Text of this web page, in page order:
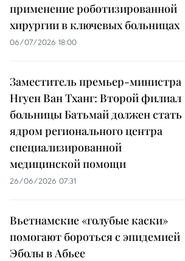
применение роботизированной
хирургии в ключевых больницах
06/07/2026 18:00
Заместитель премьер-министра
Нгуен Ван Тханг: Второй филиал
больницы Батьмай должен стать
ядром регионального центра
специализированной
медицинской помощи
26/06/2026 07:31
Вьетнамские «голубые каски»
помогают бороться с эпидемией
Эболы в Абьее